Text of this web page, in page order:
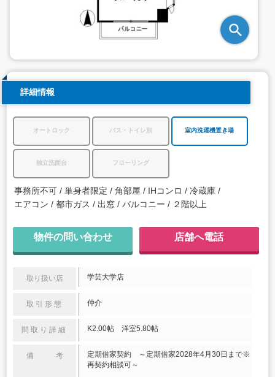
詳細情報
オートロック バス・トイレ別 室内洗濯機置き場
独立洗面台 フローリング
事務所不可 単身者限定 角部屋 IHコンロ
冷蔵庫
エアコン
都市ガス 出窓 バルコニー ２階以上
物件の問い合わせ 店舗へ電話
取り扱い店 学芸大学店
取引形態 仲介
間取り詳細 K2.00帖 洋室5.80帖
備 考
定期借家契約 ～定期借家2028年4月30日まで※
再契約相談可～